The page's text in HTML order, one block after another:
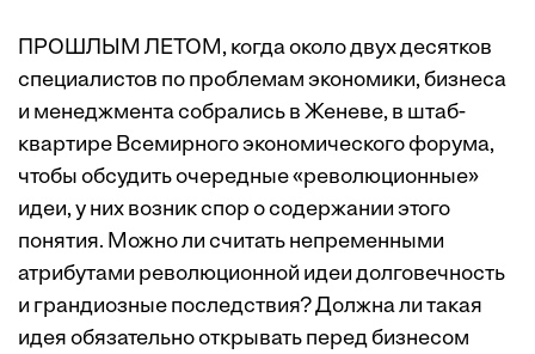
ПРОШЛЫМ ЛЕТОМ, когда около двух десятков
специалистов по проблемам экономики, бизнеса
и менеджмента собрались в Женеве, в штаб-
квартире Всемирного экономического форума,
чтобы обсудить очередные «революционные»
идеи, у них возник спор о содержании этого
понятия. Можно ли считать непременными
атрибутами революционной идеи долговечность
и грандиозные последствия? Должна ли такая
идея обязательно открывать перед бизнесом